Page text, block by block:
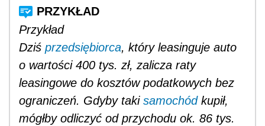
Przykład
Dziś przedsiębiorca, który leasinguje auto
o wartości 400 tys. zł, zalicza raty
leasingowe do kosztów podatkowych bez
ograniczeń. Gdyby taki samochódkupił,
mógłby odliczyć od przychodu ok. 86 tys.